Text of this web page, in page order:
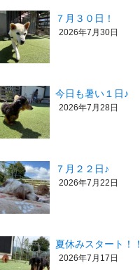
７月３０日！
2026年7月30日
今日も暑い１日♪
2026年7月28日
７月２２日♪
2026年7月22日
夏休みスタート！！
2026年7月17日